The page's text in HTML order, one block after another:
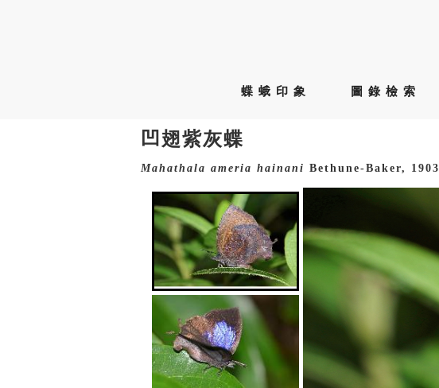
蝶蛾印象 圖錄檢索
凹翅紫灰蝶
Mahathala ameria hainani Bethune-Baker, 1903